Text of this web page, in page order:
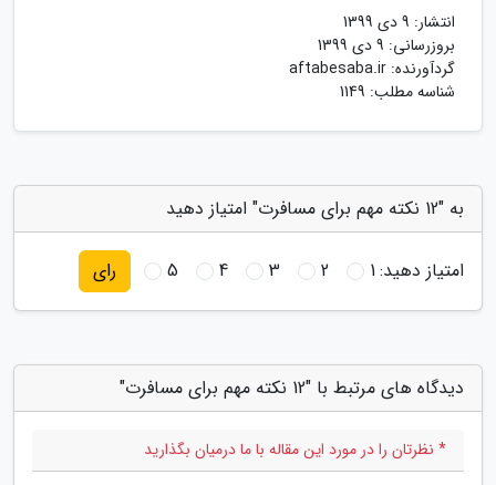
انتشار: 9 دی 1399
بروزرسانی: 9 دی 1399
گردآورنده: aftabesaba.ir
شناسه مطلب: 1149
به "12 نکته مهم برای مسافرت" امتیاز دهید
امتیاز دهید:1
2
3
4
5 رای
دیدگاه های مرتبط با "12 نکته مهم برای مسافرت"
* نظرتان را در مورد این مقاله با ما درمیان بگذارید